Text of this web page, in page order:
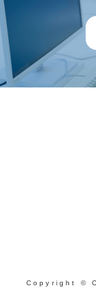
Copyright ©